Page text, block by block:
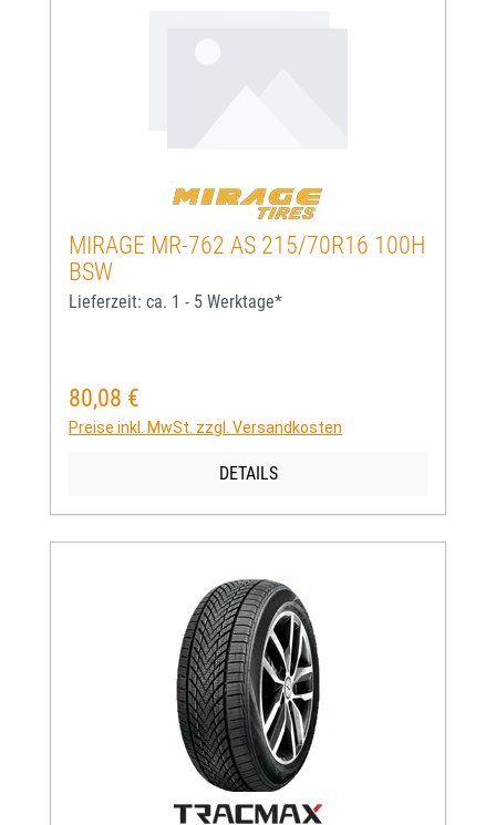
MIRAGE MR-762 AS 215/70R16 100H
BSW
Lieferzeit: ca. 1 - 5 Werktage*
Regulärer Preis:
80,08 €
Preise inkl. MwSt. zzgl. Versandkosten
DETAILS